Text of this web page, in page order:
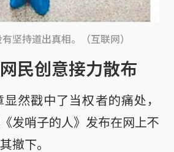
坚持道出真相。（互联网）
民创意接力散布
然戳中了当权者的痛处，
发哨子的人》发布在网上不
撤下。